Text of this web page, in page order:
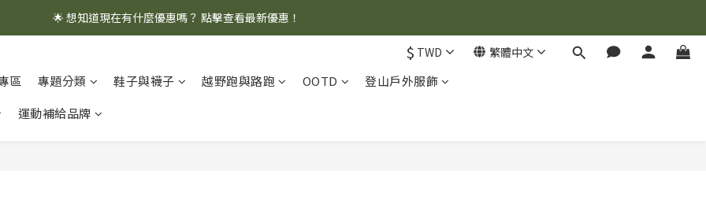
🌟 想知道現在有什麼優惠嗎？ 點擊查看最新優惠！
🌟 想知道現在有什麼優惠嗎？ 點擊查看最新優惠！
🌟 想知道現在有什麼優惠嗎？ 點擊查看最新優惠！
$ TWD 繁體中文
區 專題分類 鞋子與襪子 越野跑與路跑 OOTD
登山戶外服飾
運動補給品牌